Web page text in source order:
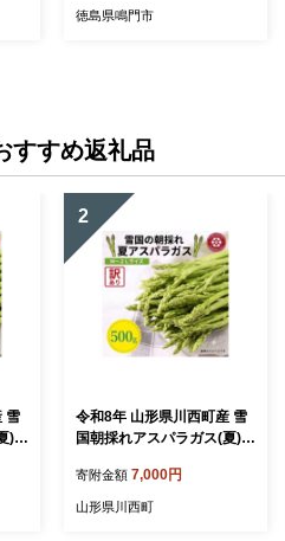
小分け 人気
徳島県鳴門市
すすめ返礼品
雪
)訳
2
令和8年 山形県川西町産 雪
国朝採れアスパラガス(夏)
当 500g【1764659】
寄附金額 7,000円
山形県川西町